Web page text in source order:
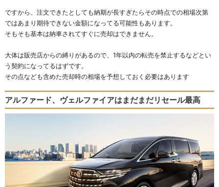
ですから、注文できたとしても納期が長すぎたらその時点での相場次第
ではあまり期待できない金額になってる可能性もあります。
そもそも基本は納車されてすぐに売却はできません。
大体は販売店からの縛りがあるので、1年以内の転売を禁止するなどとい
う契約になってるはずです。
その点なども含めた売却時の相場を予想しておく必要はあります
アルファード、ヴェルファイアはまだまだリセール最高